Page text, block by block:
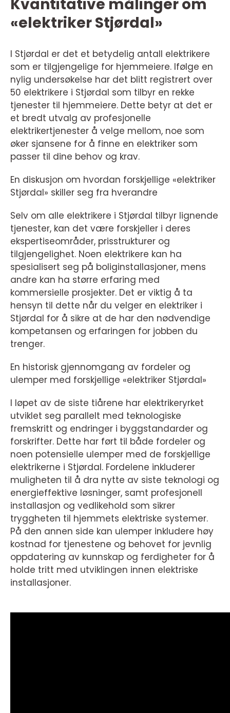
Kvantitative målinger om
«elektriker Stjørdal»
I Stjørdal er det et betydelig antall elektrikere
som er tilgjengelige for hjemmeiere. Ifølge en
nylig undersøkelse har det blitt registrert over
50 elektrikere i Stjørdal som tilbyr en rekke
tjenester til hjemmeiere. Dette betyr at det er
et bredt utvalg av profesjonelle
elektrikertjenester å velge mellom, noe som
øker sjansene for å finne en elektriker som
passer til dine behov og krav.
En diskusjon om hvordan forskjellige «elektriker
Stjørdal» skiller seg fra hverandre
Selv om alle elektrikere i Stjørdal tilbyr lignende
tjenester, kan det være forskjeller i deres
ekspertiseområder, prisstrukturer og
tilgjengelighet. Noen elektrikere kan ha
spesialisert seg på boliginstallasjoner, mens
andre kan ha større erfaring med
kommersielle prosjekter. Det er viktig å ta
hensyn til dette når du velger en elektriker i
Stjørdal for å sikre at de har den nødvendige
kompetansen og erfaringen for jobben du
trenger.
En historisk gjennomgang av fordeler og
ulemper med forskjellige «elektriker Stjørdal»
I løpet av de siste tiårene har elektrikeryrket
utviklet seg parallelt med teknologiske
fremskritt og endringer i byggstandarder og
forskrifter. Dette har ført til både fordeler og
noen potensielle ulemper med de forskjellige
elektrikerne i Stjørdal. Fordelene inkluderer
muligheten til å dra nytte av siste teknologi og
energieffektive løsninger, samt profesjonell
installasjon og vedlikehold som sikrer
tryggheten til hjemmets elektriske systemer.
På den annen side kan ulemper inkludere høy
kostnad for tjenestene og behovet for jevnlig
oppdatering av kunnskap og ferdigheter for å
holde tritt med utviklingen innen elektriske
installasjoner.